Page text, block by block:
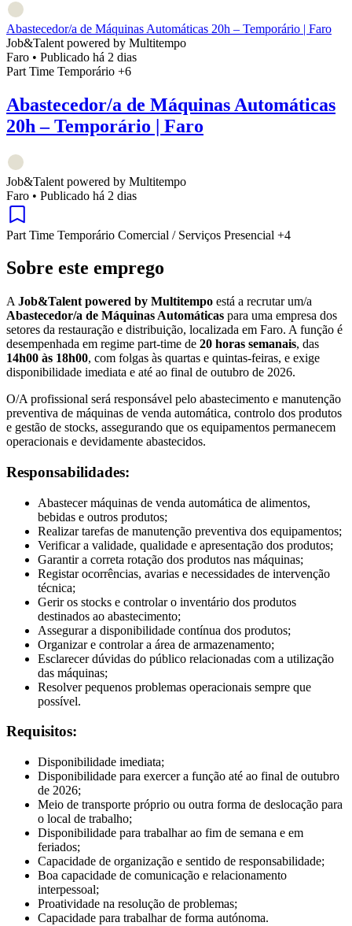
Abastecedor/a de Máquinas Automáticas 20h – Temporário | Faro
Job&Talent powered by Multitempo
Faro • Publicado há 2 dias
Part Time Temporário +6
Abastecedor/a de Máquinas Automáticas
20h – Temporário | Faro
Job&Talent powered by Multitempo
Faro • Publicado há 2 dias
Part Time Temporário Comercial / Serviços Presencial +4
Sobre este emprego
A Job&Talent powered by Multitempo está a recrutar um/a
Abastecedor/a de Máquinas Automáticas para uma empresa dos
setores da restauração e distribuição, localizada em Faro. A função é
desempenhada em regime part-time de 20 horas semanais, das
14h00 às 18h00, com folgas às quartas e quintas-feiras, e exige
disponibilidade imediata e até ao final de outubro de 2026.
O/A profissional será responsável pelo abastecimento e manutenção
preventiva de máquinas de venda automática, controlo dos produtos
e gestão de stocks, assegurando que os equipamentos permanecem
operacionais e devidamente abastecidos.
Responsabilidades:
Abastecer máquinas de venda automática de alimentos,
bebidas e outros produtos;
Realizar tarefas de manutenção preventiva dos equipamentos;
Verificar a validade, qualidade e apresentação dos produtos;
Garantir a correta rotação dos produtos nas máquinas;
Registar ocorrências, avarias e necessidades de intervenção
técnica;
Gerir os stocks e controlar o inventário dos produtos
destinados ao abastecimento;
Assegurar a disponibilidade contínua dos produtos;
Organizar e controlar a área de armazenamento;
Esclarecer dúvidas do público relacionadas com a utilização
das máquinas;
Resolver pequenos problemas operacionais sempre que
possível.
Requisitos:
Disponibilidade imediata;
Disponibilidade para exercer a função até ao final de outubro
de 2026;
Meio de transporte próprio ou outra forma de deslocação para
o local de trabalho;
Disponibilidade para trabalhar ao fim de semana e em
feriados;
Capacidade de organização e sentido de responsabilidade;
Boa capacidade de comunicação e relacionamento
interpessoal;
Proatividade na resolução de problemas;
Capacidade para trabalhar de forma autónoma.